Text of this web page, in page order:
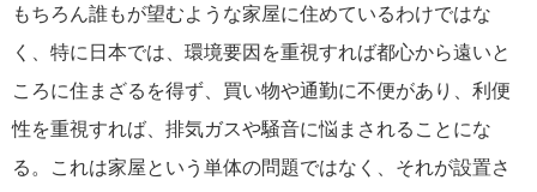
もちろん誰もが望むような家屋に住めているわけではな
く、特に日本では、環境要因を重視すれば都心から遠いと
ころに住まざるを得ず、買い物や通勤に不便があり、利便
性を重視すれば、排気ガスや騒音に悩まされることにな
る。これは家屋という単体の問題ではなく、それが設置さ